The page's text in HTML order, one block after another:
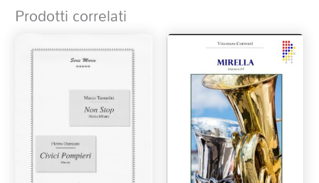
Prodotti correlati